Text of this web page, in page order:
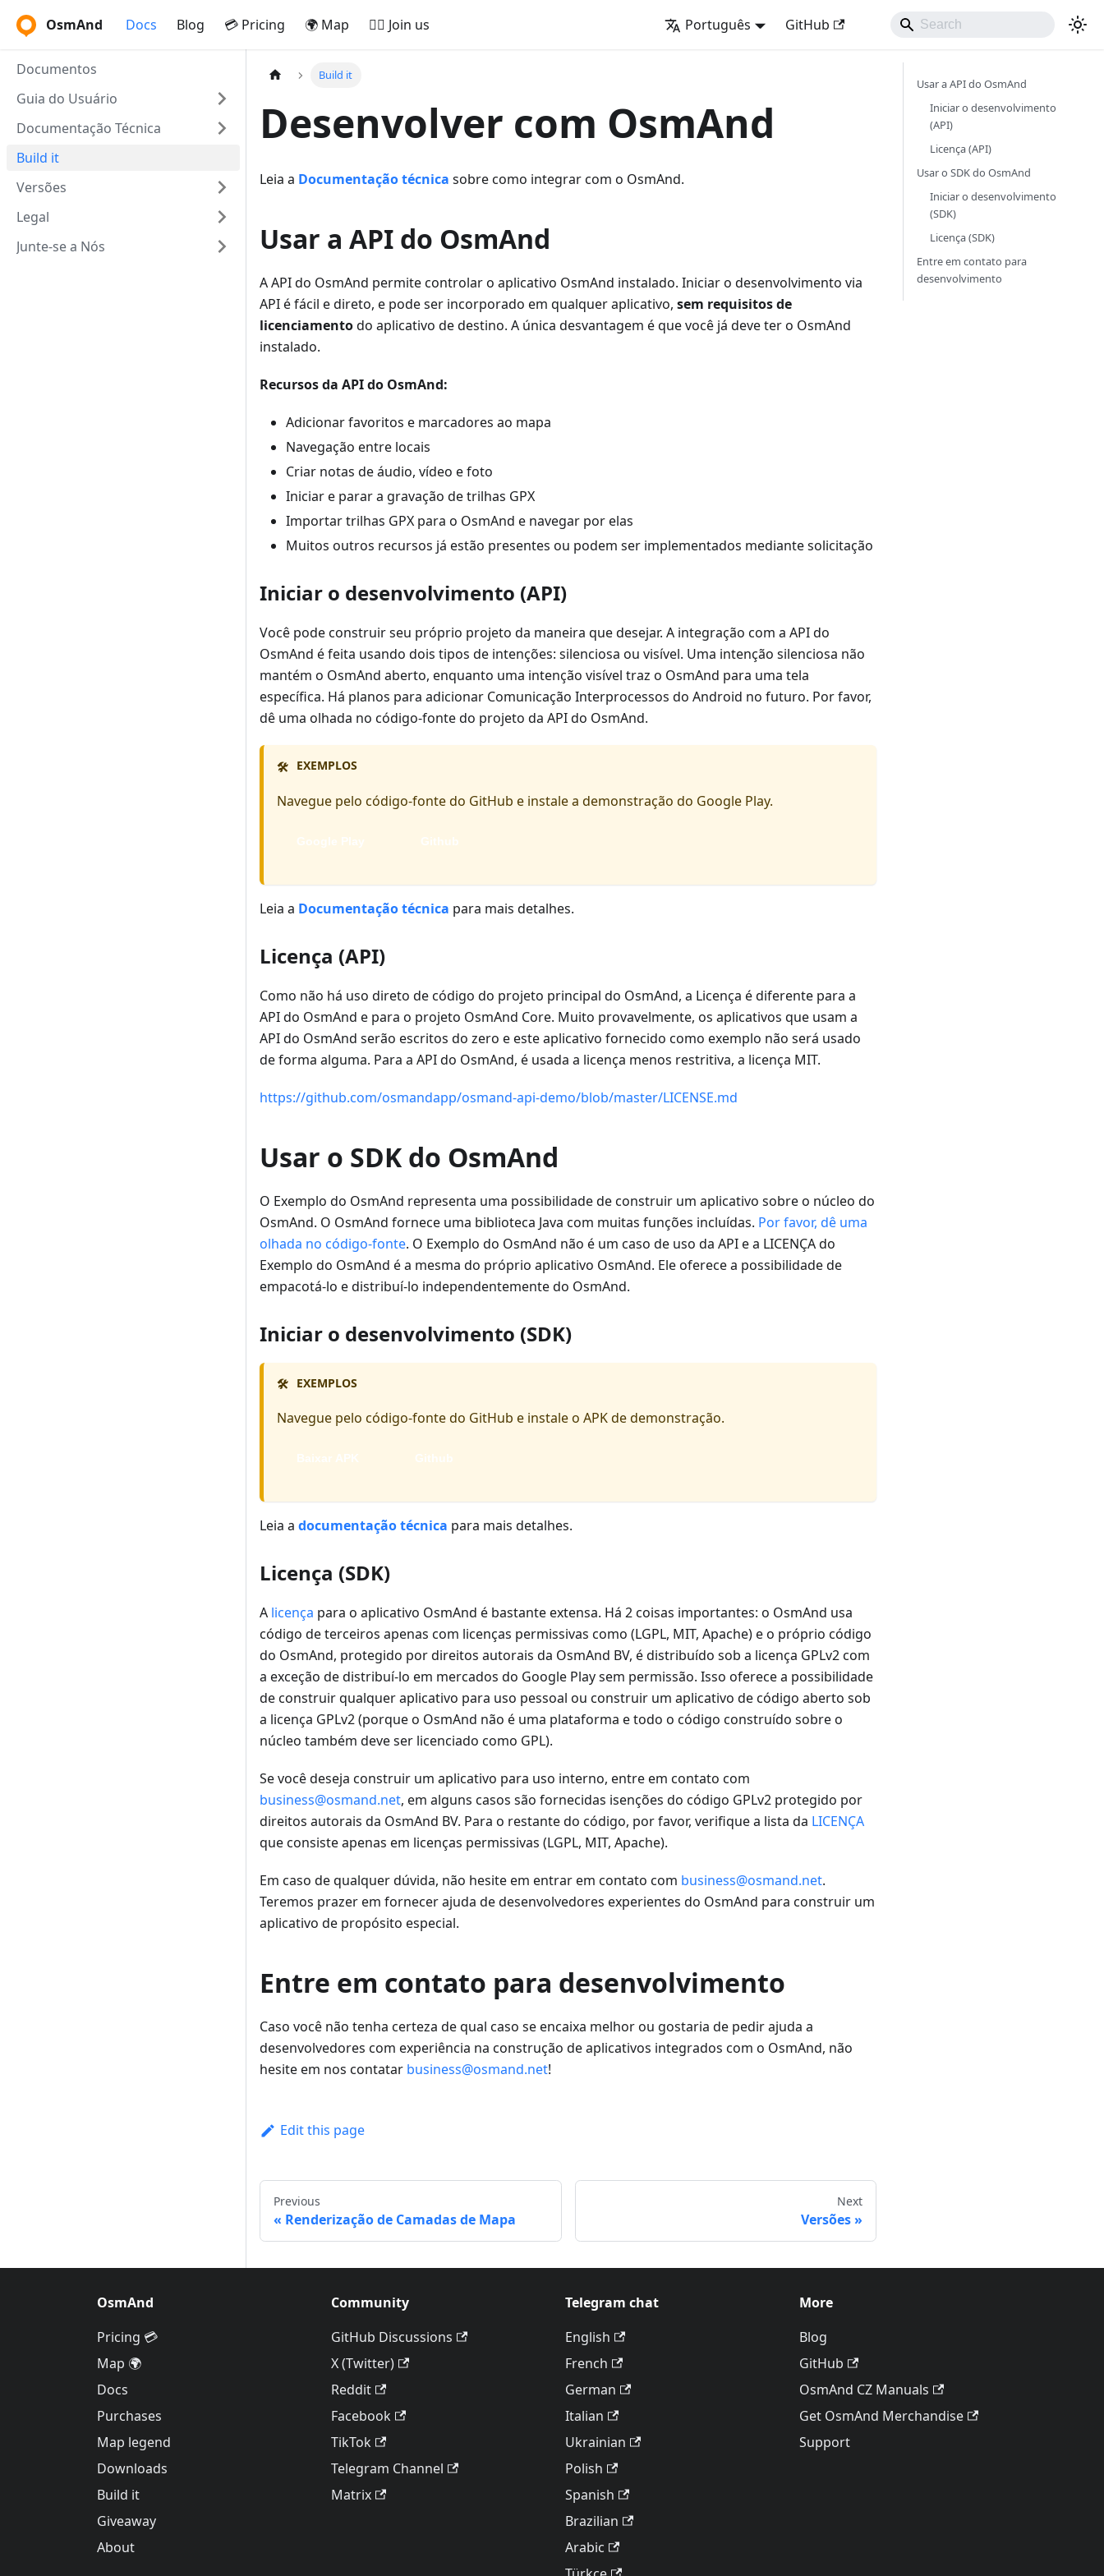
OsmAnd Docs Blog 💳 Pricing 🌍 Map 🚵‍♂️ Join us Português GitHub
Documentos
Guia do Usuário
Documentação Técnica
Build it
Versões
Legal
Junte-se a Nós
Build it
Desenvolver com OsmAnd
Leia a Documentação técnica sobre como integrar com o OsmAnd.
Usar a API do OsmAnd
A API do OsmAnd permite controlar o aplicativo OsmAnd instalado. Iniciar o desenvolvimento via
API é fácil e direto, e pode ser incorporado em qualquer aplicativo, sem requisitos de
licenciamentodo aplicativo de destino. A única desvantagem é que você já deve ter o OsmAnd
instalado.
Recursos da API do OsmAnd:
Adicionar favoritos e marcadores ao mapa
Navegação entre locais
Criar notas de áudio, vídeo e foto
Iniciar e parar a gravação de trilhas GPX
Importar trilhas GPX para o OsmAnd e navegar por elas
Muitos outros recursos já estão presentes ou podem ser implementados mediante solicitação
Iniciar o desenvolvimento (API)
Você pode construir seu próprio projeto da maneira que desejar. A integração com a API do
OsmAnd é feita usando dois tipos de intenções: silenciosa ou visível. Uma intenção silenciosa não
mantém o OsmAnd aberto, enquanto uma intenção visível traz o OsmAnd para uma tela
específica. Há planos para adicionar Comunicação Interprocessos do Android no futuro. Por favor,
dê uma olhada no código-fonte do projeto da API do OsmAnd.
🛠️ EXEMPLOS
Navegue pelo código-fonte do GitHub e instale a demonstração do Google Play.
Google Play Github
Leia a Documentação técnica para mais detalhes.
Licença (API)
Como não há uso direto de código do projeto principal do OsmAnd, a Licença é diferente para a
API do OsmAnd e para o projeto OsmAnd Core. Muito provavelmente, os aplicativos que usam a
API do OsmAnd serão escritos do zero e este aplicativo fornecido como exemplo não será usado
de forma alguma. Para a API do OsmAnd, é usada a licença menos restritiva, a licença MIT.
https://github.com/osmandapp/osmand-api-demo/blob/master/LICENSE.md
Usar o SDK do OsmAnd
O Exemplo do OsmAnd representa uma possibilidade de construir um aplicativo sobre o núcleo do
OsmAnd. O OsmAnd fornece uma biblioteca Java com muitas funções incluídas. Por favor, dê uma
olhada no código-fonte. O Exemplo do OsmAnd não é um caso de uso da API e a LICENÇA do
Exemplo do OsmAnd é a mesma do próprio aplicativo OsmAnd. Ele oferece a possibilidade de
empacotá-lo e distribuí-lo independentemente do OsmAnd.
Iniciar o desenvolvimento (SDK)
🛠️ EXEMPLOS
Navegue pelo código-fonte do GitHub e instale o APK de demonstração.
Baixar APK Github
Leia a documentação técnica para mais detalhes.
Licença (SDK)
A licença para o aplicativo OsmAnd é bastante extensa. Há 2 coisas importantes: o OsmAnd usa
código de terceiros apenas com licenças permissivas como (LGPL, MIT, Apache) e o próprio código
do OsmAnd, protegido por direitos autorais da OsmAnd BV, é distribuído sob a licença GPLv2 com
a exceção de distribuí-lo em mercados do Google Play sem permissão. Isso oferece a possibilidade
de construir qualquer aplicativo para uso pessoal ou construir um aplicativo de código aberto sob
a licença GPLv2 (porque o OsmAnd não é uma plataforma e todo o código construído sobre o
núcleo também deve ser licenciado como GPL).
Se você deseja construir um aplicativo para uso interno, entre em contato com
business@osmand.net, em alguns casos são fornecidas isenções do código GPLv2 protegido por
direitos autorais da OsmAnd BV. Para o restante do código, por favor, verifique a lista da LICENÇA
que consiste apenas em licenças permissivas (LGPL, MIT, Apache).
Em caso de qualquer dúvida, não hesite em entrar em contato com business@osmand.net.
Teremos prazer em fornecer ajuda de desenvolvedores experientes do OsmAnd para construir um
aplicativo de propósito especial.
Entre em contato para desenvolvimento
Caso você não tenha certeza de qual caso se encaixa melhor ou gostaria de pedir ajuda a
desenvolvedores com experiência na construção de aplicativos integrados com o OsmAnd, não
hesite em nos contatar business@osmand.net!
Edit this page
Previous
Renderização de Camadas de Mapa
Next
Versões
Usar a API do OsmAnd
Iniciar o desenvolvimento
(API)
Licença (API)
Usar o SDK do OsmAnd
Iniciar o desenvolvimento
(SDK)
Licença (SDK)
Entre em contato para
desenvolvimento
OsmAnd
Pricing 💳
Map 🌍
Docs
Purchases
Map legend
Downloads
Build it
Giveaway
About
Community
GitHub Discussions
X (Twitter)
Reddit
Facebook
TikTok
Telegram Channel
Matrix
Telegram chat
English
French
German
Italian
Ukrainian
Polish
Spanish
Brazilian
Arabic
More
Blog
GitHub
OsmAnd CZ Manuals
Get OsmAnd Merchandise
Support